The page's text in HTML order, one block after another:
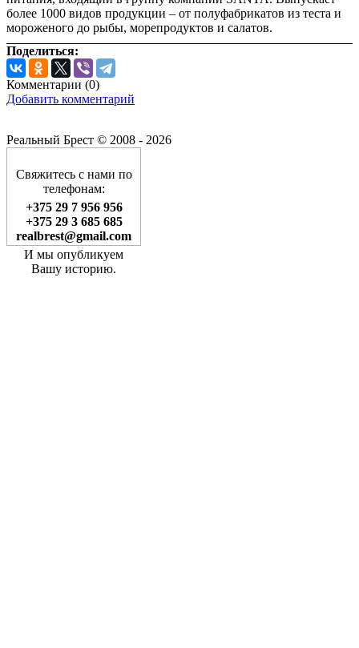
более 1000 видов продукции – от полуфабрикатов из теста и
мороженого до рыбы, морепродуктов и салатов.
Поделиться:
Комментарии (0)
Добавить комментарий
Реальный Брест © 2008 - 2026
Свяжитесь с нами по
телефонам:
+375 29 7 956 956
+375 29 3 685 685
realbrest@gmail.com
И мы опубликуем
Вашу историю.